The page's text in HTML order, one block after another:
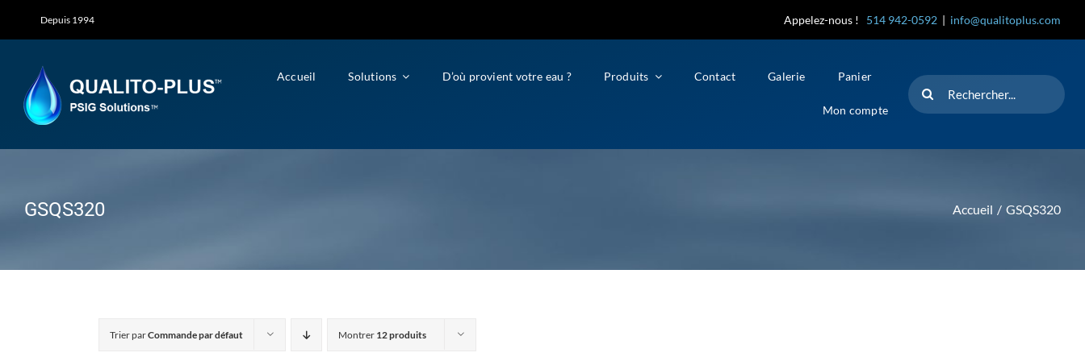
Depuis 1994 Appelez-nous ! 514 942-0592 | info@qualitoplus.com
Accueil Solutions D’où provient votre eau ? Produits Contact Galerie Panier
Mon compte
Rechercher
GSQS320 Accueil GSQS320
Trier parCommande par défaut Montrer 12 produits